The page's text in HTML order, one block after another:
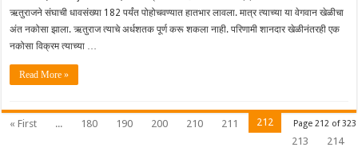
ऋतुराजने संघाची धावसंख्या 182 पर्यंत पोहोचवण्यात हातभार लावला. मात्र त्याच्या या वेगवान खेळीचा
अंत नकोसा झाला. ऋतुराज त्याचे अर्धशतक पूर्ण करू शकला नाही. परिणामी शानदार खेळीनंतरही एक
नकोसा विक्रम त्याच्या …
Read More »
Page 212 of 323
« First ... 180 190 200 210 211
212
213
214